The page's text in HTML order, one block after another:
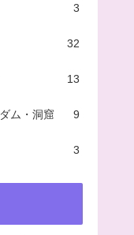
3
32
13
ム・洞窟 9
3